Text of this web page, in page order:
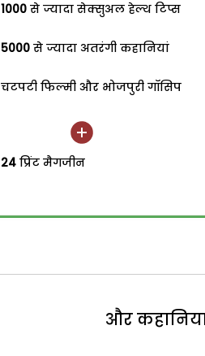
1000 से ज्यादा सेक्सुअल हेल्थ टिप्स
5000 से ज्यादा अतरंगी कहानियां
चटपटी फिल्मी और भोजपुरी गॉसिप
24 प्रिंट मैगजीन
और